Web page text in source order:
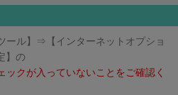
ール】⇒【インターネットオプショ
】の
クが入っていないことをご確認く